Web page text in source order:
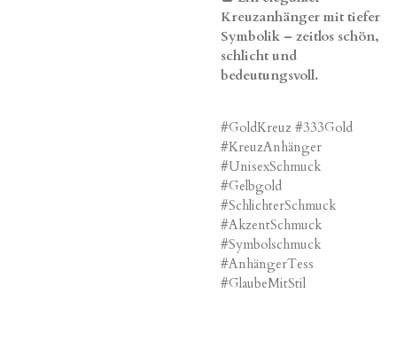
Kreuzanhänger mit tiefer
Symbolik – zeitlos schön,
schlicht und
bedeutungsvoll.
#GoldKreuz #333Gold
#KreuzAnhänger
#UnisexSchmuck
#Gelbgold
#SchlichterSchmuck
#AkzentSchmuck
#Symbolschmuck
#AnhängerTess
#GlaubeMitStil